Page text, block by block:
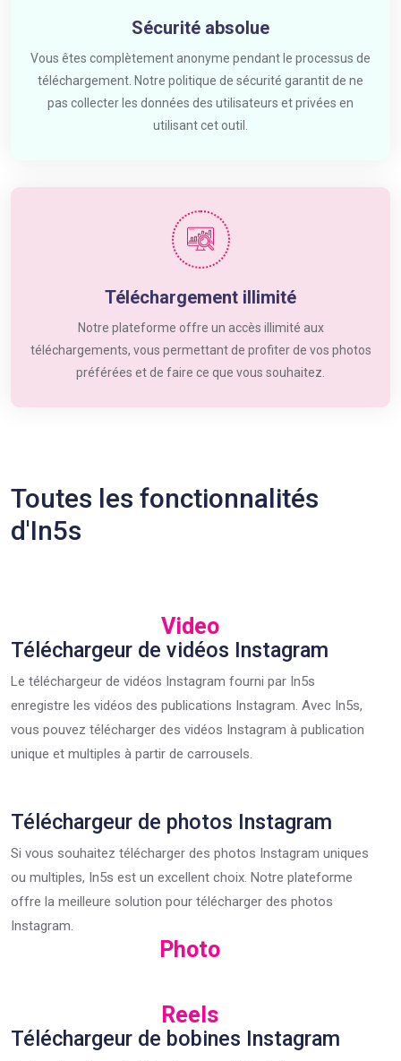
Sécurité absolue
Vous êtes complètement anonyme pendant le processus de
téléchargement. Notre politique de sécurité garantit de ne
pas collecter les données des utilisateurs et privées en
utilisant cet outil.
Téléchargement illimité
Notre plateforme offre un accès illimité aux
téléchargements, vous permettant de profiter de vos photos
préférées et de faire ce que vous souhaitez.
Toutes les fonctionnalités
d'In5s
Video
Téléchargeur de vidéos Instagram
Le téléchargeur de vidéos Instagram fourni par In5s
enregistre les vidéos des publications Instagram. Avec In5s,
vous pouvez télécharger des vidéos Instagram à publication
unique et multiples à partir de carrousels.
Téléchargeur de photos Instagram
Si vous souhaitez télécharger des photos Instagram uniques
ou multiples, In5s est un excellent choix. Notre plateforme
offre la meilleure solution pour télécharger des photos
Instagram.
Photo
Reels
Téléchargeur de bobines Instagram